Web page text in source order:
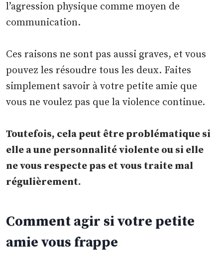
l’agression physique comme moyen de
communication.
Ces raisons ne sont pas aussi graves, et vous
pouvez les résoudre tous les deux. Faites
simplement savoir à votre petite amie que
vous ne voulez pas que la violence continue.
Toutefois, cela peut être problématique si
elle a une personnalité violente ou si elle
ne vous respecte pas et vous traite mal
régulièrement.
Comment agir si votre petite
amie vous frappe